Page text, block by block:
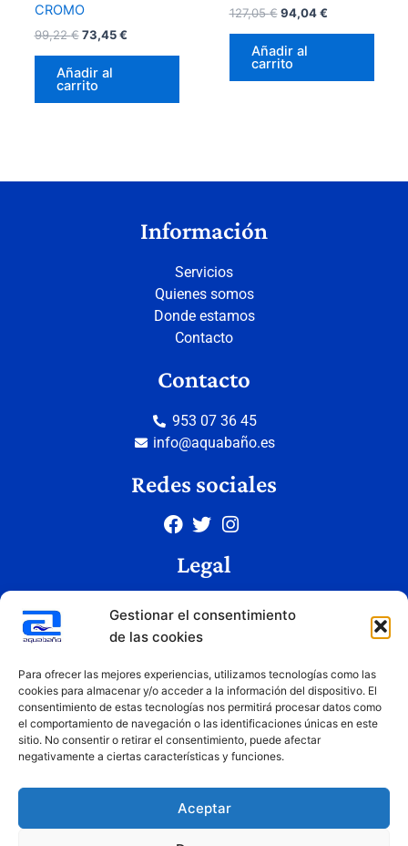
Gestionar el consentimiento
de las cookies
Para ofrecer las mejores experiencias, utilizamos tecnologías como las
cookies para almacenar y/o acceder a la información del dispositivo. El
consentimiento de estas tecnologías nos permitirá procesar datos como
el comportamiento de navegación o las identificaciones únicas en este
sitio. No consentir o retirar el consentimiento, puede afectar
negativamente a ciertas características y funciones.
Aceptar
CROMO
99,22€ 73,45€
Añadir al
carrito
127,05€ 94,04€
Añadir al
carrito
Información
Servicios
Quienes somos
Donde estamos
Contacto
Contacto
953 07 36 45
info@aquabaño.es
Redes sociales
Legal
Política de privacidad
Condiciones de uso
Copyright © 2026 Aquabaño | Todos los derechos reservados
Diseñado porInnovation Studio